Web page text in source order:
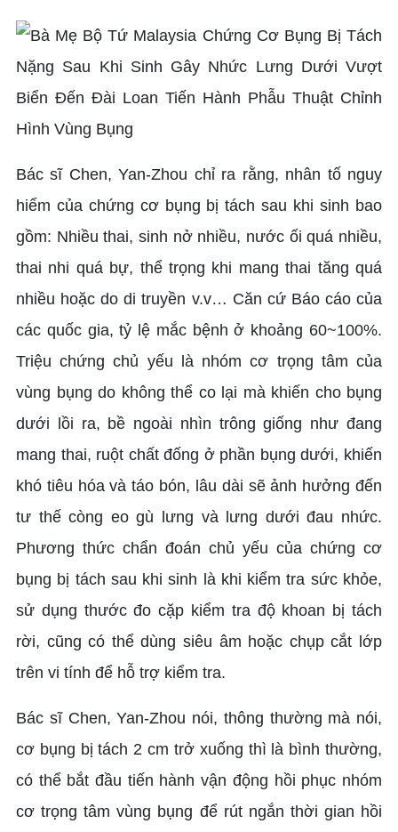
Bác sĩ Chen, Yan-Zhou chỉ ra rằng, nhân tố nguy
hiểm của chứng cơ bụng bị tách sau khi sinh bao
gồm: Nhiều thai, sinh nở nhiều, nước ối quá nhiều,
thai nhi quá bự, thể trọng khi mang thai tăng quá
nhiều hoặc do di truyền v.v… Căn cứ Báo cáo của
các quốc gia, tỷ lệ mắc bệnh ở khoảng 60~100%.
Triệu chứng chủ yếu là nhóm cơ trọng tâm của
vùng bụng do không thể co lại mà khiến cho bụng
dưới lồi ra, bề ngoài nhìn trông giống như đang
mang thai, ruột chất đống ở phần bụng dưới, khiến
khó tiêu hóa và táo bón, lâu dài sẽ ảnh hưởng đến
tư thế còng eo gù lưng và lưng dưới đau nhức.
Phương thức chẩn đoán chủ yếu của chứng cơ
bụng bị tách sau khi sinh là khi kiểm tra sức khỏe,
sử dụng thước đo cặp kiểm tra độ khoan bị tách
rời, cũng có thể dùng siêu âm hoặc chụp cắt lớp
trên vi tính để hỗ trợ kiểm tra.
Bác sĩ Chen, Yan-Zhou nói, thông thường mà nói,
cơ bụng bị tách 2 cm trở xuống thì là bình thường,
có thể bắt đầu tiến hành vận động hồi phục nhóm
cơ trọng tâm vùng bụng để rút ngắn thời gian hồi